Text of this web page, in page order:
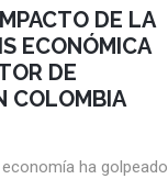
DE LA
ECONÓMICA
DE
COLOMBIA
ha golpeado